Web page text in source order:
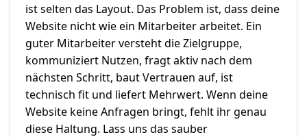
ist selten das Layout. Das Problem ist, dass deine
Website nicht wie ein Mitarbeiter arbeitet. Ein
guter Mitarbeiter versteht die Zielgruppe,
kommuniziert Nutzen, fragt aktiv nach dem
nächsten Schritt, baut Vertrauen auf, ist
technisch fit und liefert Mehrwert. Wenn deine
Website keine Anfragen bringt, fehlt ihr genau
diese Haltung. Lass uns das sauber